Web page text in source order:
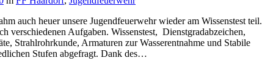
auch heuer unsere Jugendfeuerwehr wieder am Wissenstest teil.
verschiedenen Aufgaben. Wissenstest, Dienstgradabzeichen,
Strahlrohrkunde, Armaturen zur Wasserentnahme und Stabile
Stufen abgefragt. Dank des…